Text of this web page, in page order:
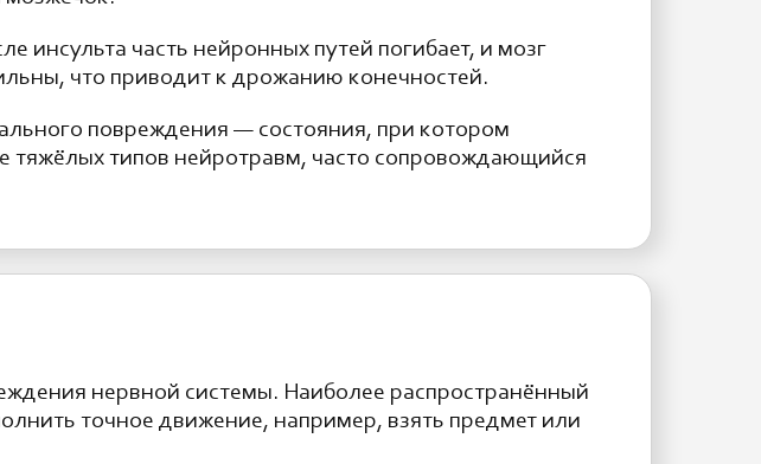
инсульта часть нейронных путей погибает, и мозг
что приводит к дрожанию конечностей.
повреждения — состояния, при котором
тяжёлых типов нейротравм, часто сопровождающийся
нервной системы. Наиболее распространённый
точное движение, например, взять предмет или